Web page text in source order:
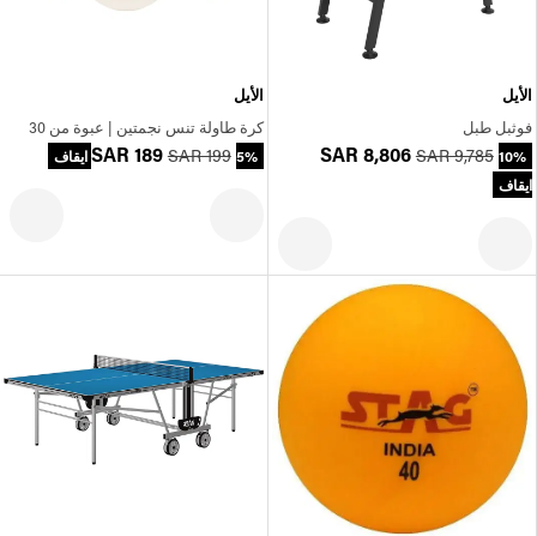
الأيل
فوثبل طبل
SAR 8,806 SAR 9,785 10%
ايقاف
الأيل
كرة طاولة تنس نجمتين | عبوة من 30
SAR 189 SAR 199 5% ايقاف